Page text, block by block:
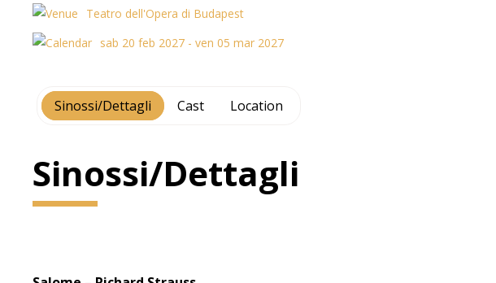
Teatro dell'Opera di Budapest
sab 20 feb 2027 - ven 05 mar 2027
Sinossi/Dettagli Cast Location
Sinossi/Dettagli